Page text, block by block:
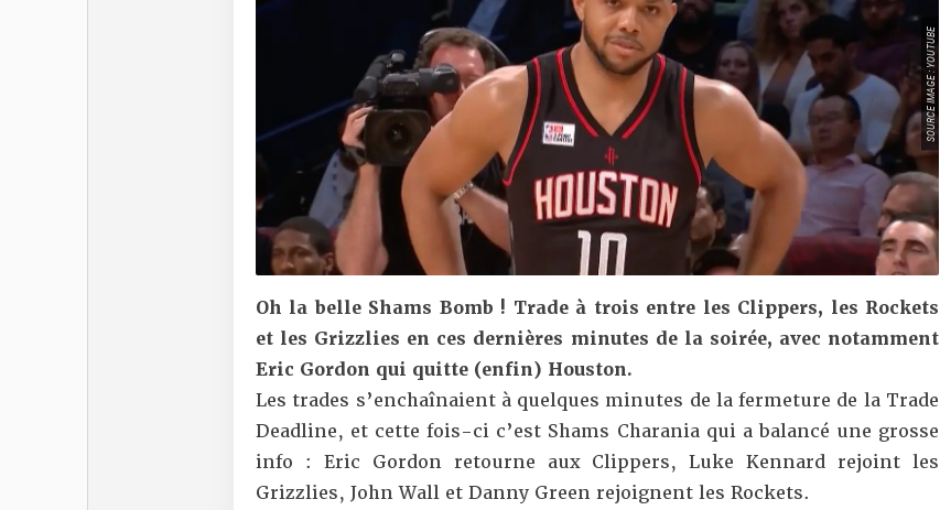
SOURCE IMAGE : YOUTUBE
Oh la belle Shams Bomb ! Trade à trois entre les Clippers, les Rockets
et les Grizzlies en ces dernières minutes de la soirée, avec notamment
Eric Gordon qui quitte (enfin) Houston.
Les trades s’enchaînaient à quelques minutes de la fermeture de la Trade
Deadline, et cette fois-ci c’est Shams Charania qui a balancé une grosse
info : Eric Gordon retourne aux Clippers, Luke Kennard rejoint les
Grizzlies, John Wall et Danny Green rejoignent les Rockets.